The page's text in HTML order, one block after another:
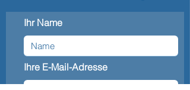
Ihr Name
Ihre E-Mail-Adresse